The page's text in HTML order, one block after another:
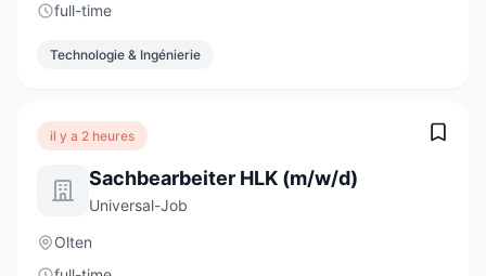
full-time
Technologie & Ingénierie
il y a 2 heures
Sachbearbeiter HLK (m/w/d)
Universal-Job
Olten